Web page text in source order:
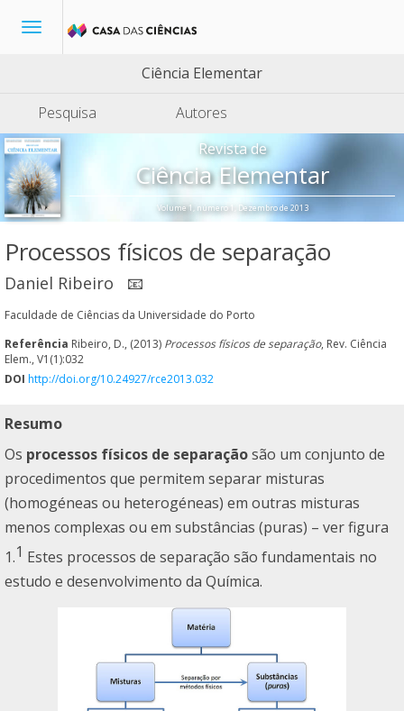
Toggle
Ciência Elementar
Pesquisa
Autores
Revista de
Ciência Elementar
Volume 1, número 1, Dezembro de 2013
Processos físicos de separação
Daniel Ribeiro 📧
Faculdade de Ciências da Universidade do Porto
Referência Ribeiro, D., (2013) Processos físicos de separação, Rev. Ciência
Elem., V1(1):032
DOI http://doi.org/10.24927/rce2013.032
Resumo
Os processos físicos de separaçãosão um conjunto de
procedimentos que permitem separar misturas
(homogéneas ou heterogéneas) em outras misturas
menos complexas ou em substâncias (puras) – ver figura
1.1 Estes processos de separação são fundamentais no
estudo e desenvolvimento da Química.